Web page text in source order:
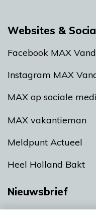
Websites &
Facebook MAX
Instagram MAX
MAX op sociale
MAX vakantieman
Meldpunt Actueel
Heel Holland Bakt
Nieuwsbrief